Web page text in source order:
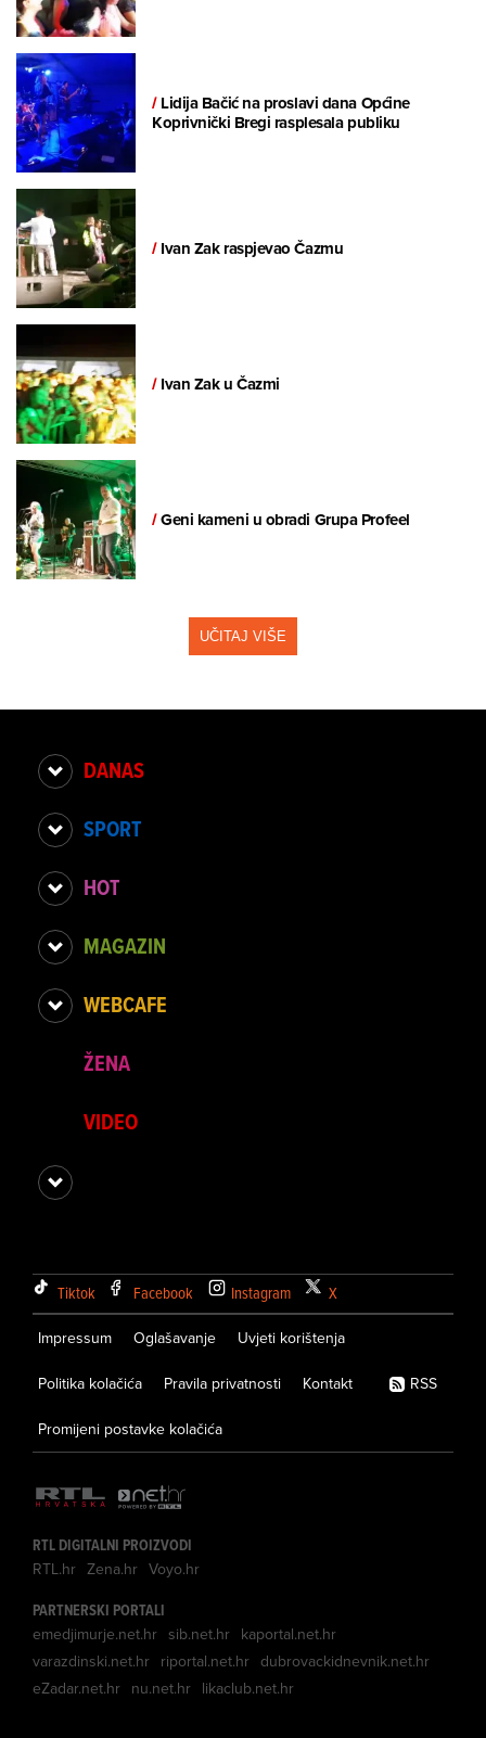
/Lidija Bačić na proslavi dana Općine
Koprivnički Bregi rasplesala publiku
/Ivan Zak raspjevao Čazmu
/Ivan Zak u Čazmi
/Geni kameni u obradi Grupa Profeel
UČITAJ VIŠE
DANAS
SPORT
HOT
MAGAZIN
WEBCAFE
ŽENA
VIDEO
Tiktok Facebook Instagram X
Impressum Oglašavanje Uvjeti korištenja
Politika kolačića Pravila privatnosti Kontakt
Promijeni postavke kolačića
RSS
RTL DIGITALNI PROIZVODI
RTL.hr Zena.hr Voyo.hr
PARTNERSKI PORTALI
emedjimurje.net.hr sib.net.hr kaportal.net.hr
varazdinski.net.hr riportal.net.hr dubrovackidnevnik.net.hr
eZadar.net.hr nu.net.hr likaclub.net.hr